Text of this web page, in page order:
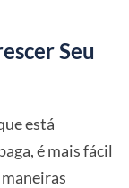
Seu
está
é mais fácil